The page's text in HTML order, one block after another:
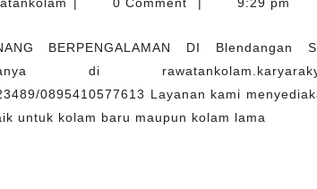
BERPENGALAMAN DI Blendangan
di
0895410577613 Layanan kami
untuk kolam baru maupun kolam lama